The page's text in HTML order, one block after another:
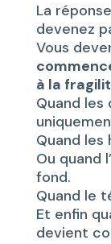
La
devenez
Vous
à la
Quand les
Quand les
Ou quand
fond.
Quand le
Et enfin
devient